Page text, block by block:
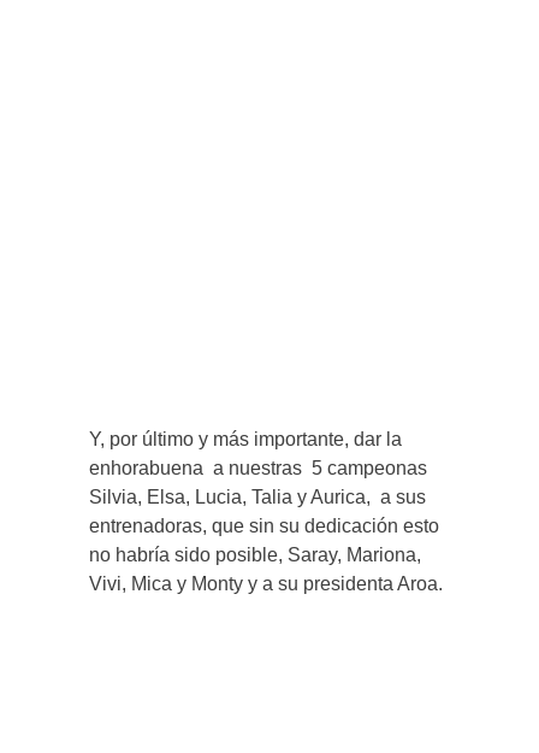
Y, por último y más importante, dar la
enhorabuena a nuestras 5 campeonas
Silvia, Elsa, Lucia, Talia y Aurica, a sus
entrenadoras, que sin su dedicación esto
no habría sido posible, Saray, Mariona,
Vivi, Mica y Monty y a su presidenta Aroa.